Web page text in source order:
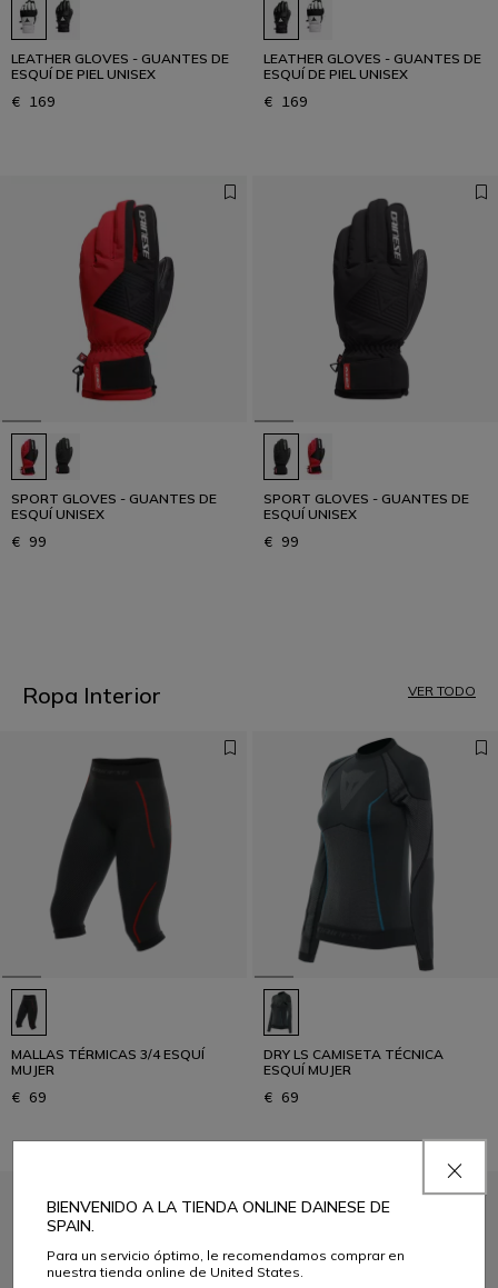
LEATHER GLOVES - GUANTES DE
ESQUÍ DE PIEL UNISEX
€ 169
LEATHER GLOVES - GUANTES DE
ESQUÍ DE PIEL UNISEX
€ 169
SPORT GLOVES - GUANTES DE
ESQUÍ UNISEX
€ 99
SPORT GLOVES - GUANTES DE
ESQUÍ UNISEX
€ 99
Ropa Interior VER TODO
MALLAS TÉRMICAS 3/4 ESQUÍ
MUJER
€ 69
DRY LS CAMISETA TÉCNICA
ESQUÍ MUJER
€ 69
BIENVENIDO A LA TIENDA ONLINE DAINESE DE
SPAIN.
Para un servicio óptimo, le recomendamos comprar en
nuestra tienda online de United States.